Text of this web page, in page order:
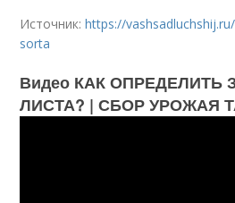
Источник:https://
sorta
Видео КАК ОПРЕДЕЛИТЬ
ЛИСТА? | СБОР УРОЖАЯ